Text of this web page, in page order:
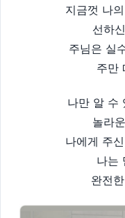
지금껏 나
선하
주님은 실
주만
나만 알 수
놀라
나에게 주
나는
완전